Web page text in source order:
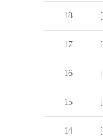
18
17
16
15
14